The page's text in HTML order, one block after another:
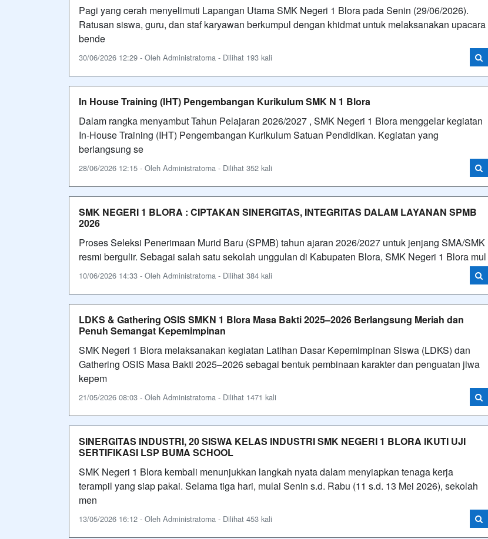
Pagi yang cerah menyelimuti Lapangan Utama SMK Negeri 1 Blora pada Senin (29/06/2026).
Ratusan siswa, guru, dan staf karyawan berkumpul dengan khidmat untuk melaksanakan upacara
bende
30/06/2026 12:29 - Oleh Administratorna - Dilihat 193 kali
In House Training (IHT) Pengembangan Kurikulum SMK N 1 Blora
Dalam rangka menyambut Tahun Pelajaran 2026/2027 , SMK Negeri 1 Blora menggelar kegiatan
In-House Training (IHT) Pengembangan Kurikulum Satuan Pendidikan. Kegiatan yang
berlangsung se
28/06/2026 12:15 - Oleh Administratorna - Dilihat 352 kali
SMK NEGERI 1 BLORA : CIPTAKAN SINERGITAS, INTEGRITAS DALAM LAYANAN SPMB
2026
Proses Seleksi Penerimaan Murid Baru (SPMB) tahun ajaran 2026/2027 untuk jenjang SMA/SMK
resmi bergulir. Sebagai salah satu sekolah unggulan di Kabupaten Blora, SMK Negeri 1 Blora mul
10/06/2026 14:33 - Oleh Administratorna - Dilihat 384 kali
LDKS & Gathering OSIS SMKN 1 Blora Masa Bakti 2025–2026 Berlangsung Meriah dan
Penuh Semangat Kepemimpinan
SMK Negeri 1 Blora melaksanakan kegiatan Latihan Dasar Kepemimpinan Siswa (LDKS) dan
Gathering OSIS Masa Bakti 2025–2026 sebagai bentuk pembinaan karakter dan penguatan jiwa
kepem
21/05/2026 08:03 - Oleh Administratorna - Dilihat 1471 kali
SINERGITAS INDUSTRI, 20 SISWA KELAS INDUSTRI SMK NEGERI 1 BLORA IKUTI UJI
SERTIFIKASI LSP BUMA SCHOOL
SMK Negeri 1 Blora kembali menunjukkan langkah nyata dalam menyiapkan tenaga kerja
terampil yang siap pakai. Selama tiga hari, mulai Senin s.d. Rabu (11 s.d. 13 Mei 2026), sekolah
men
13/05/2026 16:12 - Oleh Administratorna - Dilihat 453 kali